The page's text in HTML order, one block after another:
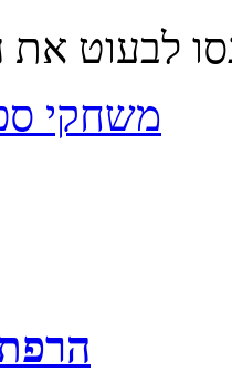
משחקי